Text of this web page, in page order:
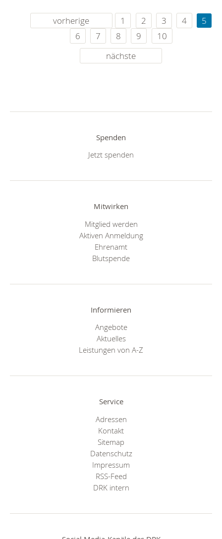
vorherige 1 2 3 4
5
6
7 8 9
10
nächste
Spenden
Jetzt spenden
Mitwirken
Mitglied werden
Aktiven Anmeldung
Ehrenamt
Blutspende
Informieren
Angebote
Aktuelles
Leistungen von A-Z
Service
Adressen
Kontakt
Sitemap
Datenschutz
Impressum
RSS-Feed
DRK intern